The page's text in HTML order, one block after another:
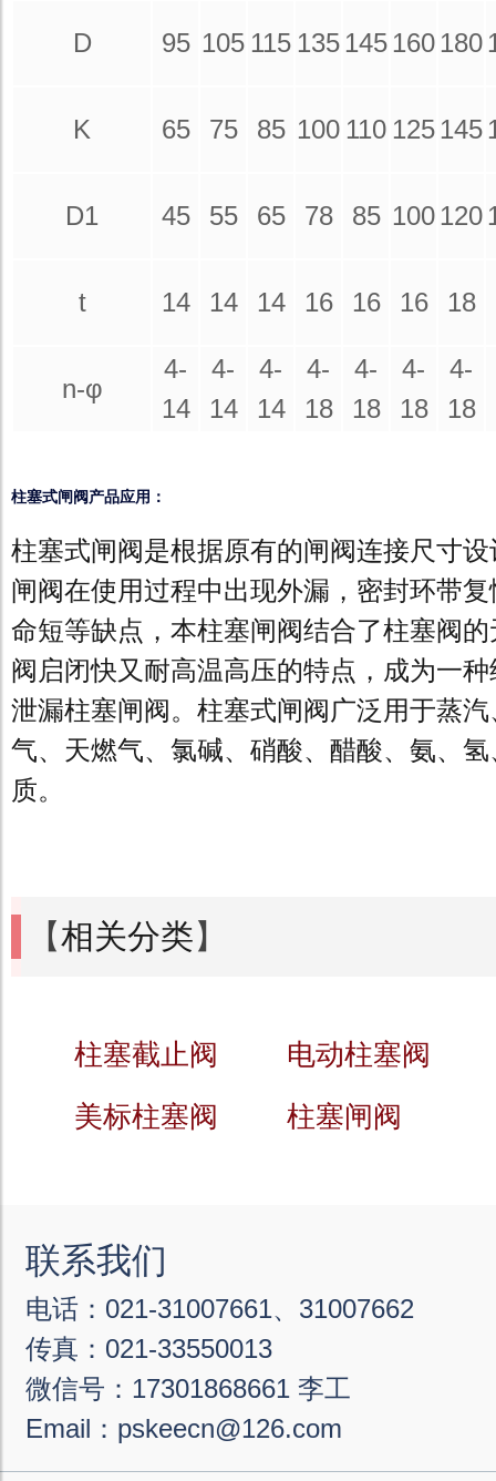
D 95 105 115 135 145 160 180
K 65 75 85 100 110 125 145
D1 45 55 65 78 85 100 120
t 14 14 14 16 16 16 18
n-φ
4-
14
4-
14
4-
14
4-
18
4-
18
4-
18
4-
18
柱塞式闸阀产品应用：
柱塞式闸阀是根据原有的闸阀连接尺寸
闸阀在使用过程中出现外漏，密封环带
命短等缺点，本柱塞闸阀结合了柱塞阀
阀启闭快又耐高温高压的特点，成为一
泄漏柱塞闸阀。柱塞式闸阀广泛用于蒸
气、天燃气、氯碱、硝酸、醋酸、氨、
质。
【相关分类】
柱塞截止阀
电动柱塞阀
美标柱塞阀
柱塞闸阀
联系我们
电话：021-31007661、31007662
传真：021-33550013
微信号：17301868661 李工
Email：pskeecn@126.com